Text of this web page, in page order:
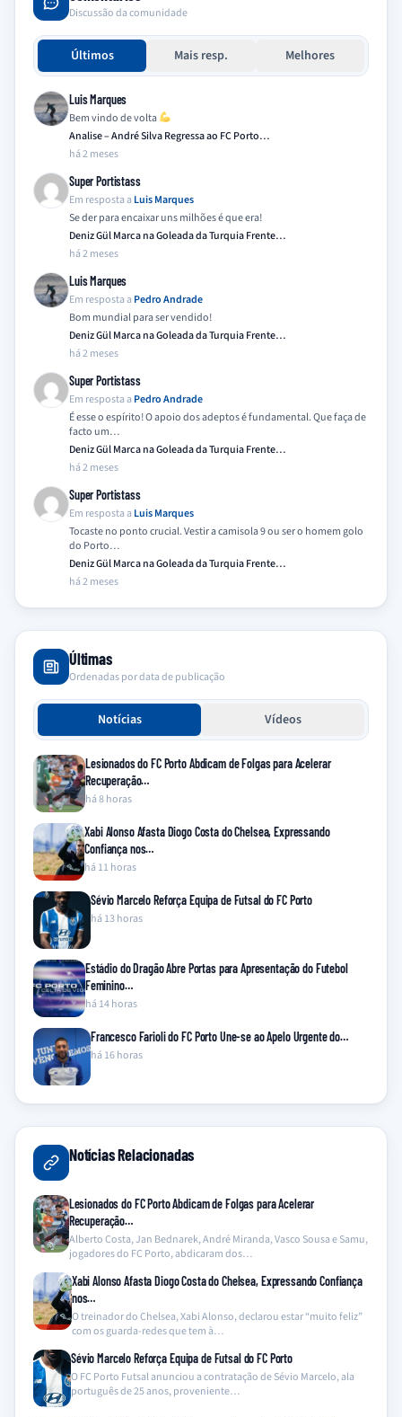
Discussão da comunidade
Últimos Mais resp. Melhores
Luis Marques
Bem vindo de volta
Analise – André Silva Regressa ao FC Porto…
há 2 meses
Super Portistass
Em resposta a Luis Marques
Se der para encaixar uns milhões é que era!
Deniz Gül Marca na Goleada da Turquia Frente…
há 2 meses
Luis Marques
Em resposta a Pedro Andrade
Bom mundial para ser vendido!
Deniz Gül Marca na Goleada da Turquia Frente…
há 2 meses
Super Portistass
Em resposta a Pedro Andrade
É esse o espírito! O apoio dos adeptos é fundamental. Que faça de
facto um…
Deniz Gül Marca na Goleada da Turquia Frente…
há 2 meses
Super Portistass
Em resposta a Luis Marques
Tocaste no ponto crucial. Vestir a camisola 9 ou ser o homem golo
do Porto…
Deniz Gül Marca na Goleada da Turquia Frente…
há 2 meses
Últimas
Ordenadas por data de publicação
Notícias Vídeos
Lesionados do FC Porto Abdicam de Folgas para Acelerar
Recuperação…
há 8 horas
Xabi Alonso Afasta Diogo Costa do Chelsea, Expressando
Confiança nos…
há 11 horas
Sévio Marcelo Reforça Equipa de Futsal do FC Porto
há 13 horas
Estádio do Dragão Abre Portas para Apresentação do Futebol
Feminino…
há 14 horas
Francesco Farioli do FC Porto Une-se ao Apelo Urgente do…
há 16 horas
Notícias Relacionadas
Lesionados do FC Porto Abdicam de Folgas para Acelerar
Recuperação…
Alberto Costa, Jan Bednarek, André Miranda, Vasco Sousa e Samu,
jogadores do FC Porto, abdicaram dos…
Xabi Alonso Afasta Diogo Costa do Chelsea, Expressando Confiança
nos…
O treinador do Chelsea, Xabi Alonso, declarou estar “muito feliz”
com os guarda-redes que tem à…
Sévio Marcelo Reforça Equipa de Futsal do FC Porto
O FC Porto Futsal anunciou a contratação de Sévio Marcelo, ala
português de 25 anos, proveniente…